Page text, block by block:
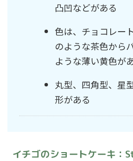
凸凹などがある
色は、チョコレー
のような茶色から
ような薄い黄色が
丸型、四角型、星
形がある
イチゴのショートケーキ：